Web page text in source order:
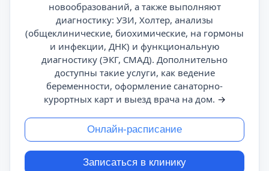
новообразований, а также выполняют
диагностику: УЗИ, Холтер, анализы
(общеклинические, биохимические, на гормоны
и инфекции, ДНК) и функциональную
диагностику (ЭКГ, СМАД). Дополнительно
доступны такие услуги, как ведение
беременности, оформление санаторно-
курортных карт и выезд врача на дом. →
Онлайн-расписание
Записаться в клинику